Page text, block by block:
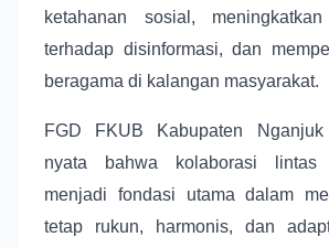
ketahanan sosial,
terhadap disinformasi, dan
beragama di kalangan masyarakat.
FGD FKUB Kabupaten
nyata bahwa kolaborasi lintas
menjadi fondasi utama dalam
tetap rukun, harmonis, dan